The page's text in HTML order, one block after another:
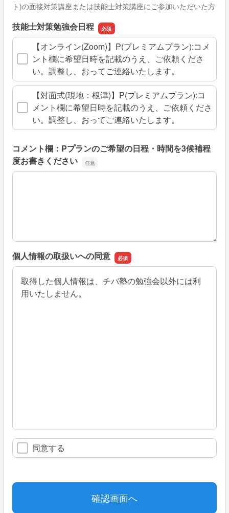
ト)の面接対策講座または技能士対策講座にご参加いただいた方
技能士対策勉強会日程
【オンライン(Zoom)】P(プレミアムプラン):コメ
ント欄に希望日時を記載のうえ、ご依頼くださ
い。調整し、おってご連絡いたします。
【対面式(現地：根津)】P(プレミアムプラン):コ
メント欄に希望日時を記載のうえ、ご依頼くださ
い。調整し、おってご連絡いたします。
コメント欄：Pプランのご希望の日程・時間を3候補程
度お書きください
コメント欄：Pプランのご希望の日程・時間を3候補程度
個人情報の取扱いへの同意
取得した個人情報は、チバ塾の勉強会以外には利
用いたしません。
同意する